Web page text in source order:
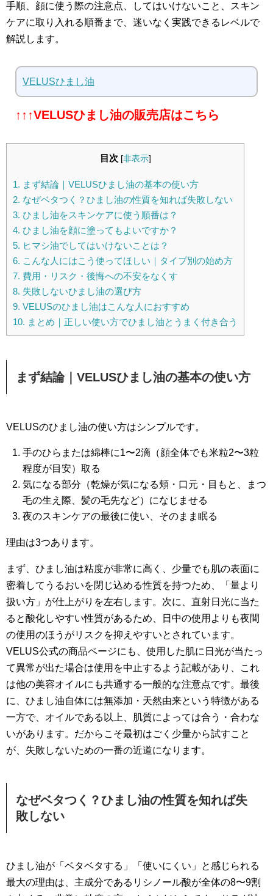
手順、顔に使う際の注意点、してはいけないこと、スキン
ケアに取り入れる順番まで、迷いなく実践できるレベルで
解説します。
VELUSひまし油
↑↑↑VELUSひまし油の販売店はこちら
目次 [非表示]
1. まず結論｜VELUSひまし油の基本の使い方
2. なぜベタつく？ひまし油の性質を知れば失敗しない
3. ひまし油をスキンケアに使う順番は？
4. ひまし油を顔に塗ってもよいですか？
5. ヒマシ油でしてはいけないことは？
6. こんな人にはこう使ってほしい｜タイプ別の始め方
7. 費用・リスク・後悔への不安をなくす
8. 失敗しないひまし油の選び方
9. VELUSのひまし油はこんな人におすすめ
10. まとめ｜正しい使い方でひまし油とうまく付き合う
まず結論｜VELUSひまし油の基本の使い方
VELUSのひまし油の使い方はシンプルです。
手のひらまたは綿棒に1〜2滴（顔全体でも米粒2〜3粒
程度が目安）取る
気になる部分（乾燥が気になる頬・口元・目もと、まつ
毛の生え際、髪の毛先など）になじませる
夜のスキンケアの最後に使い、そのまま眠る
理由は3つあります。
まず、ひまし油は粘度が非常に高く、少量でも肌の表面に
密着してうるおいを閉じ込める性質を持つため、「量より
扱い方」が仕上がりを左右します。次に、直射日光に当た
ると酸化しやすい性質があるため、日中の使用よりも夜間
の使用のほうがリスクを抑えやすいとされています。
VELUS公式の商品ページにも、使用した肌に日光が当たっ
て異常が出た場合は使用を中止するよう記載があり、これ
は他の美容オイルにも共通する一般的な注意点です。最後
に、ひまし油自体には無添加・天然由来という特徴がある
一方で、オイルである以上、肌質によっては合う・合わな
いがあります。だからこそ最初はごく少量から試すこと
が、失敗しないための一番の近道になります。
なぜベタつく？ひまし油の性質を知れば失
敗しない
ひまし油が「ベタベタする」「使いにくい」と感じられる
最大の理由は、主成分であるリシノール酸が全体の8〜9割